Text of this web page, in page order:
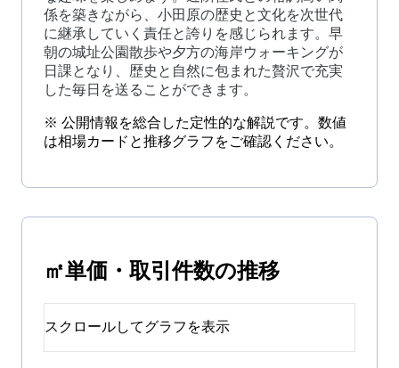
係を築きながら、小田原の歴史と文化を次世代
に継承していく責任と誇りを感じられます。早
朝の城址公園散歩や夕方の海岸ウォーキングが
日課となり、歴史と自然に包まれた贅沢で充実
した毎日を送ることができます。
※ 公開情報を総合した定性的な解説です。数値
は相場カードと推移グラフをご確認ください。
㎡単価・取引件数の推移
スクロールしてグラフを表示